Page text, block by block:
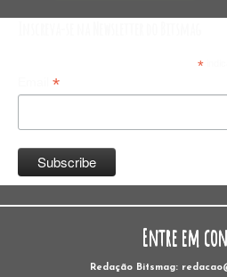
*
*
Entre em
Redação Bitsmag: